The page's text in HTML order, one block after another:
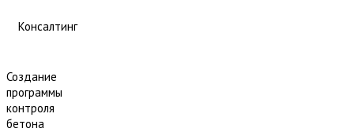
Консалтинг
Создание
программы
контроля
бетона